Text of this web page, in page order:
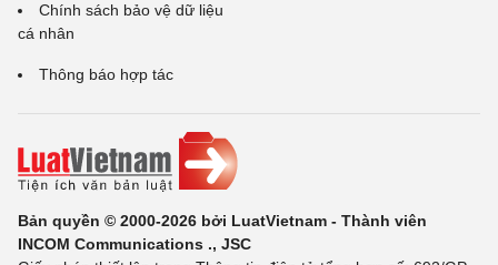
Chính sách bảo vệ dữ liệu
cá nhân
Thông báo hợp tác
Bản quyền © 2000-2026 bởi LuatVietnam - Thành viên
INCOM Communications ., JSC